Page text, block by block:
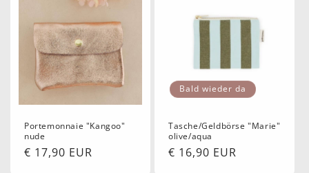
Portemonnaie "Kangoo"
nude
Normaler
€ 17,90 EUR
Bald wieder da
Tasche/Geldbörse "Marie"
olive/aqua
Normaler
€ 16,90 EUR